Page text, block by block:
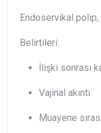
Endoservikal polip,
Belirtileri:
İlişki sonrası
Vajinal akıntı
Muayene